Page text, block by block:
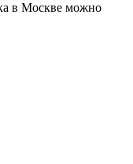
в Москве можно